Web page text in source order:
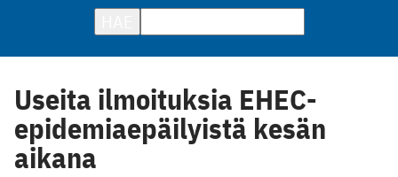
Useita ilmoituksia EHEC-
epidemiaepäilyistä kesän
aikana